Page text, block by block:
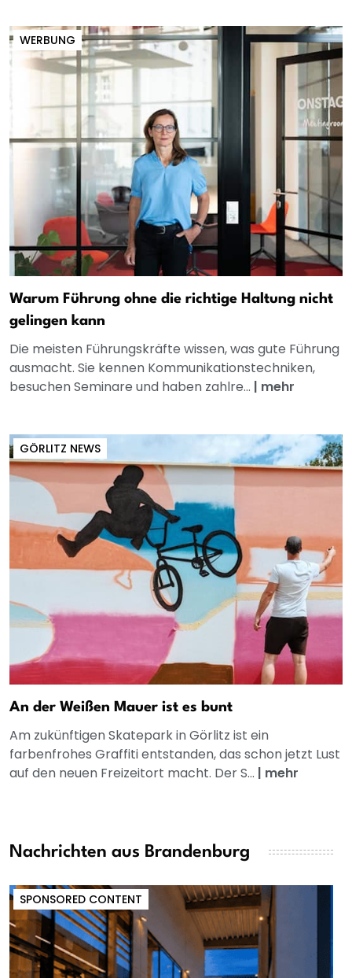
WERBUNG
Warum Führung ohne die richtige Haltung nicht
gelingen kann
Die meisten Führungskräfte wissen, was gute Führung
ausmacht. Sie kennen Kommunikationstechniken,
besuchen Seminare und haben zahlre... | mehr
GÖRLITZ NEWS
An der Weißen Mauer ist es bunt
Am zukünftigen Skatepark in Görlitz ist ein
farbenfrohes Graffiti entstanden, das schon jetzt Lust
auf den neuen Freizeitort macht. Der S... | mehr
Nachrichten aus Brandenburg
SPONSORED CONTENT